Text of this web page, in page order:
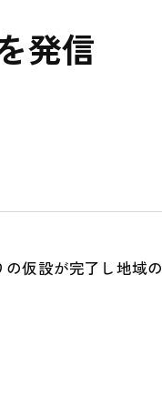
発信
仮設が完了し地域